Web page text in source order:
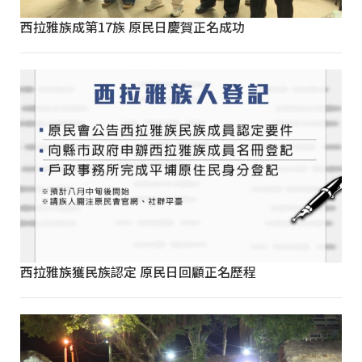
西拉雅族成第17族 原民日慶賀正名成功
西拉雅族獲民族認定 原民日回顧正名歷程